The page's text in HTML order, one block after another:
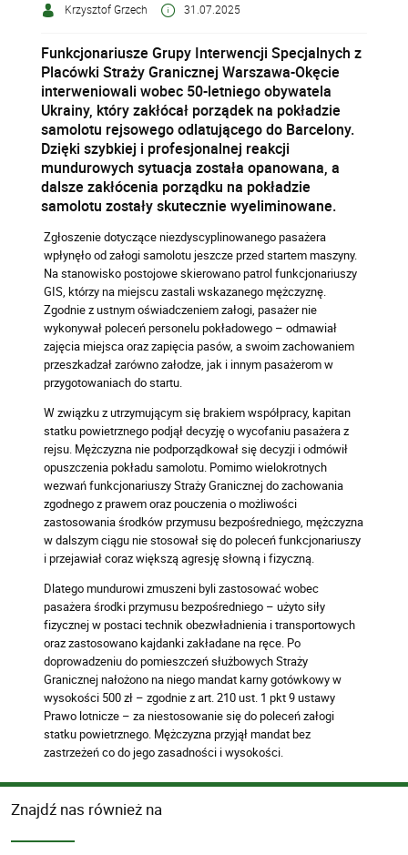
Krzysztof Grzech 31.07.2025
Funkcjonariusze Grupy Interwencji Specjalnych z
Placówki Straży Granicznej Warszawa-Okęcie
interweniowali wobec 50-letniego obywatela
Ukrainy, który zakłócał porządek na pokładzie
samolotu rejsowego odlatującego do Barcelony.
Dzięki szybkiej i profesjonalnej reakcji
mundurowych sytuacja została opanowana, a
dalsze zakłócenia porządku na pokładzie
samolotu zostały skutecznie wyeliminowane.
Zgłoszenie dotyczące niezdyscyplinowanego pasażera
wpłynęło od załogi samolotu jeszcze przed startem maszyny.
Na stanowisko postojowe skierowano patrol funkcjonariuszy
GIS, którzy na miejscu zastali wskazanego mężczyznę.
Zgodnie z ustnym oświadczeniem załogi, pasażer nie
wykonywał poleceń personelu pokładowego – odmawiał
zajęcia miejsca oraz zapięcia pasów, a swoim zachowaniem
przeszkadzał zarówno załodze, jak i innym pasażerom w
przygotowaniach do startu.
W związku z utrzymującym się brakiem współpracy, kapitan
statku powietrznego podjął decyzję o wycofaniu pasażera z
rejsu. Mężczyzna nie podporządkował się decyzji i odmówił
opuszczenia pokładu samolotu. Pomimo wielokrotnych
wezwań funkcjonariuszy Straży Granicznej do zachowania
zgodnego z prawem oraz pouczenia o możliwości
zastosowania środków przymusu bezpośredniego, mężczyzna
w dalszym ciągu nie stosował się do poleceń funkcjonariuszy
i przejawiał coraz większą agresję słowną i fizyczną.
Dlatego mundurowi zmuszeni byli zastosować wobec
pasażera środki przymusu bezpośredniego – użyto siły
fizycznej w postaci technik obezwładnienia i transportowych
oraz zastosowano kajdanki zakładane na ręce. Po
doprowadzeniu do pomieszczeń służbowych Straży
Granicznej nałożono na niego mandat karny gotówkowy w
wysokości 500 zł – zgodnie z art. 210 ust. 1 pkt 9 ustawy
Prawo lotnicze – za niestosowanie się do poleceń załogi
statku powietrznego. Mężczyzna przyjął mandat bez
zastrzeżeń co do jego zasadności i wysokości.
Znajdź nas również na